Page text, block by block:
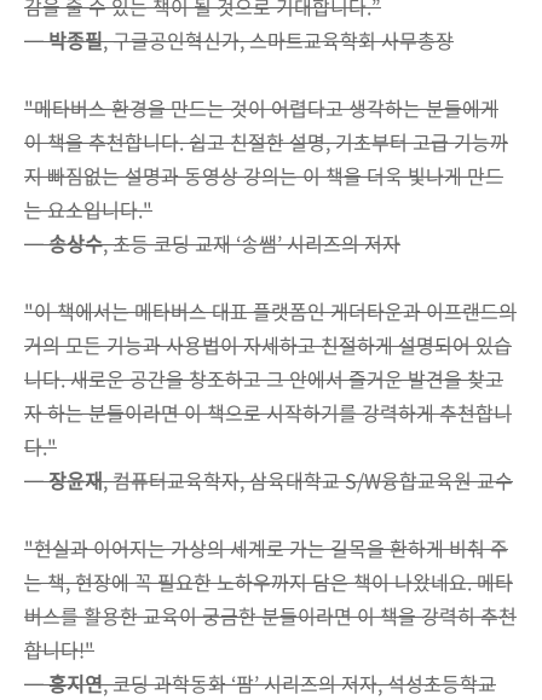
─박종필, 구글공인혁신가, 스마트교육학회 사무총장
"메타버스 환경을 만드는 것이 어렵다고 생각하는 분들에게
이 책을 추천합니다. 쉽고 친절한 설명, 기초부터 고급 기능까
지 빠짐없는 설명과 동영상 강의는 이 책을 더욱 빛나게 만드
는 요소입니다."
─송상수, 초등 코딩 교재 ‘송쌤’ 시리즈의 저자
"이 책에서는 메타버스 대표 플랫폼인 게더타운과 이프랜드의
거의 모든 기능과 사용법이 자세하고 친절하게 설명되어 있습
니다. 새로운 공간을 창조하고 그 안에서 즐거운 발견을 찾고
자 하는 분들이라면 이 책으로 시작하기를 강력하게 추천합니
다."
─장윤재, 컴퓨터교육학자, 삼육대학교 S/W융합교육원 교수
"현실과 이어지는 가상의 세계로 가는 길목을 환하게 비춰 주
는 책, 현장에 꼭 필요한 노하우까지 담은 책이 나왔네요. 메타
버스를 활용한 교육이 궁금한 분들이라면 이 책을 강력히 추천
합니다!"
─홍지연, 코딩 과학동화 ‘팜’ 시리즈의 저자, 석성초등학교